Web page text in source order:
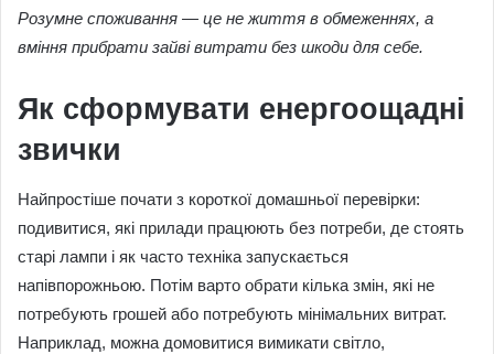
Розумне споживання — це не життя в обмеженнях, а
вміння прибрати зайві витрати без шкоди для себе.
Як сформувати енергоощадні
звички
Найпростіше почати з короткої домашньої перевірки:
подивитися, які прилади працюють без потреби, де стоять
старі лампи і як часто техніка запускається
напівпорожньою. Потім варто обрати кілька змін, які не
потребують грошей або потребують мінімальних витрат.
Наприклад, можна домовитися вимикати світло,